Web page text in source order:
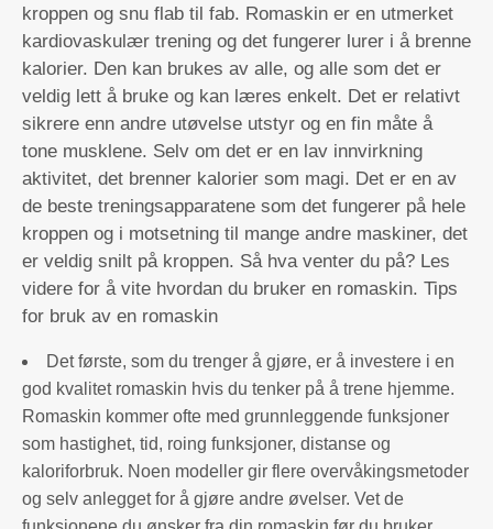
kroppen og snu flab til fab. Romaskin er en utmerket
kardiovaskulær trening og det fungerer lurer i å brenne
kalorier. Den kan brukes av alle, og alle som det er
veldig lett å bruke og kan læres enkelt. Det er relativt
sikrere enn andre utøvelse utstyr og en fin måte å
tone musklene. Selv om det er en lav innvirkning
aktivitet, det brenner kalorier som magi. Det er en av
de beste treningsapparatene som det fungerer på hele
kroppen og i motsetning til mange andre maskiner, det
er veldig snilt på kroppen. Så hva venter du på? Les
videre for å vite hvordan du bruker en romaskin. Tips
for bruk av en romaskin
Det første, som du trenger å gjøre, er å investere i en
god kvalitet romaskin hvis du tenker på å trene hjemme.
Romaskin kommer ofte med grunnleggende funksjoner
som hastighet, tid, roing funksjoner, distanse og
kaloriforbruk. Noen modeller gir flere overvåkingsmetoder
og selv anlegget for å gjøre andre øvelser. Vet de